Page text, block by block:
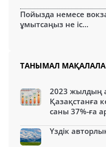
Пойызда немесе
ұмытсаңыз не іс...
ТАНЫМАЛ
2023 жылдың
Қазақстанға
саны 37%-ға
Үздік